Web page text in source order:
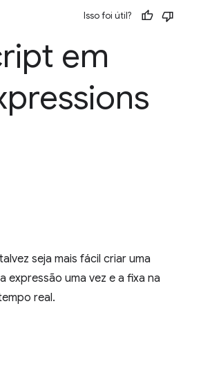
Isso foi útil?
em
seja mais fácil criar uma
expressão uma vez e a fixa na
real.